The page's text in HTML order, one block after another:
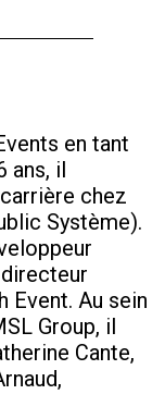
en tant
ans, il
chez
Système).
Event. Au sein
Group, il
Cante,